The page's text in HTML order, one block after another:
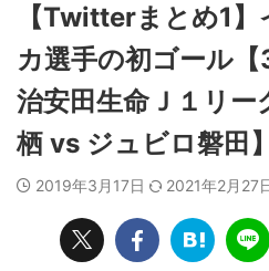
【Twitterまとめ1
カ選手の初ゴール
治安田生命Ｊ１リ
栖 vs ジュビロ磐田】
2019年3月17日 2021年2月27